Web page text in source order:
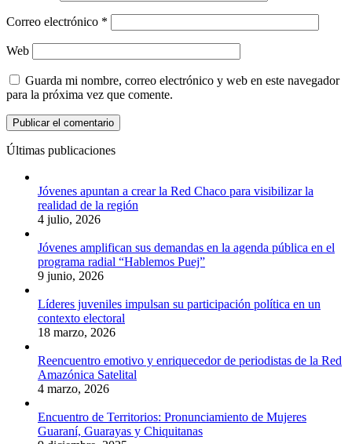
Correo electrónico *
Web
Guarda mi nombre, correo electrónico y web en este navegador
para la próxima vez que comente.
Últimas publicaciones
Jóvenes apuntan a crear la Red Chaco para visibilizar la
realidad de la región
4 julio, 2026
Jóvenes amplifican sus demandas en la agenda pública en el
programa radial “Hablemos Puej”
9 junio, 2026
Líderes juveniles impulsan su participación política en un
contexto electoral
18 marzo, 2026
Reencuentro emotivo y enriquecedor de periodistas de la Red
Amazónica Satelital
4 marzo, 2026
Encuentro de Territorios: Pronunciamiento de Mujeres
Guaraní, Guarayas y Chiquitanas